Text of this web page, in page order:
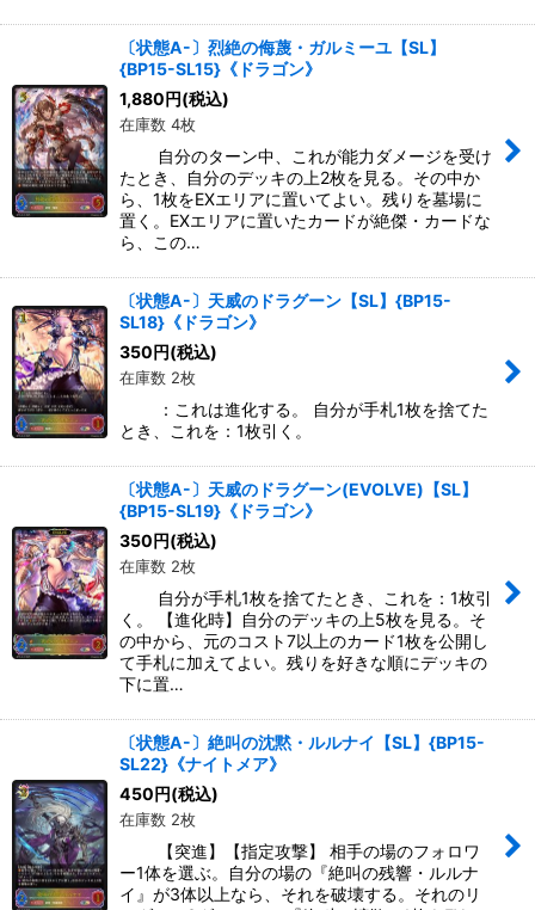
〔状態A-〕烈絶の侮蔑・ガルミーユ【SL】
{BP15-SL15}《ドラゴン》
1,880円(税込)
在庫数 4枚
自分のターン中、これが能力ダメージを受け
たとき、自分のデッキの上2枚を見る。その中か
ら、1枚をEXエリアに置いてよい。残りを墓場に
置く。EXエリアに置いたカードが絶傑・カードな
ら、この…
〔状態A-〕天威のドラグーン【SL】{BP15-
SL18}《ドラゴン》
350円(税込)
在庫数 2枚
：これは進化する。 自分が手札1枚を捨てた
とき、これを：1枚引く。
〔状態A-〕天威のドラグーン(EVOLVE)【SL】
{BP15-SL19}《ドラゴン》
350円(税込)
在庫数 2枚
自分が手札1枚を捨てたとき、これを：1枚引
く。 【進化時】自分のデッキの上5枚を見る。そ
の中から、元のコスト7以上のカード1枚を公開し
て手札に加えてよい。残りを好きな順にデッキの
下に置…
〔状態A-〕絶叫の沈黙・ルルナイ【SL】{BP15-
SL22}《ナイトメア》
450円(税込)
在庫数 2枚
【突進】【指定攻撃】 相手の場のフォロワ
ー1体を選ぶ。自分の場の『絶叫の残響・ルルナ
イ』が3体以上なら、それを破壊する。それのリ